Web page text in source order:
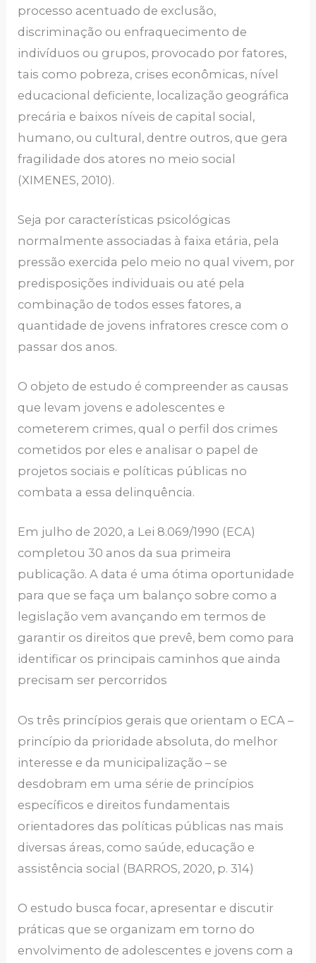
processo acentuado de exclusão,
discriminação ou enfraquecimento de
indivíduos ou grupos, provocado por fatores,
tais como pobreza, crises econômicas, nível
educacional deficiente, localização geográfica
precária e baixos níveis de capital social,
humano, ou cultural, dentre outros, que gera
fragilidade dos atores no meio social
(XIMENES, 2010).
Seja por características psicológicas
normalmente associadas à faixa etária, pela
pressão exercida pelo meio no qual vivem, por
predisposições individuais ou até pela
combinação de todos esses fatores, a
quantidade de jovens infratores cresce com o
passar dos anos.
O objeto de estudo é compreender as causas
que levam jovens e adolescentes e
cometerem crimes, qual o perfil dos crimes
cometidos por eles e analisar o papel de
projetos sociais e políticas públicas no
combata a essa delinquência.
Em julho de 2020, a Lei 8.069/1990 (ECA)
completou 30 anos da sua primeira
publicação. A data é uma ótima oportunidade
para que se faça um balanço sobre como a
legislação vem avançando em termos de
garantir os direitos que prevê, bem como para
identificar os principais caminhos que ainda
precisam ser percorridos
Os três princípios gerais que orientam o ECA –
princípio da prioridade absoluta, do melhor
interesse e da municipalização – se
desdobram em uma série de princípios
específicos e direitos fundamentais
orientadores das políticas públicas nas mais
diversas áreas, como saúde, educação e
assistência social (BARROS, 2020, p. 314)
O estudo busca focar, apresentar e discutir
práticas que se organizam em torno do
envolvimento de adolescentes e jovens com a